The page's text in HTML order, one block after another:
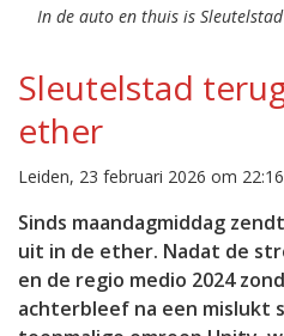
In de auto en thuis is
Sleutelstad
ether
Leiden, 23 februari 2026 om
Sinds maandagmiddag
uit in de ether. Nadat de
en de regio medio 2024
achterbleef na een mislukt